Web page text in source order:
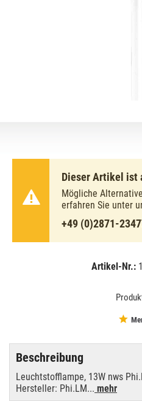
Dieser Artikel ist
Mögliche
erfahren Sie unter
+49 (0)2871-
Artikel-Nr.:
Beschreibung
Leuchtstofflampe, 13W nws
Hersteller: Phi.LM... mehr